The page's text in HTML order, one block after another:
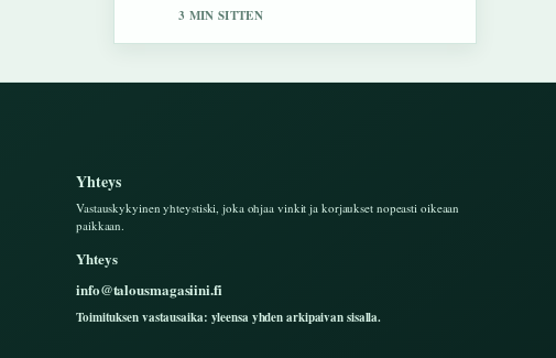
5 MIN SITTEN
Yhteys
Vastauskykyinen yhteystiski, joka ohjaa vinkit ja korjaukset nopeasti oikeaan
paikkaan.
Yhteys
info@talousmagasiini.fi
Toimituksen vastausaika: yleensa yhden arkipaivan sisalla.